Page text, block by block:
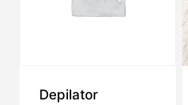
Depilator